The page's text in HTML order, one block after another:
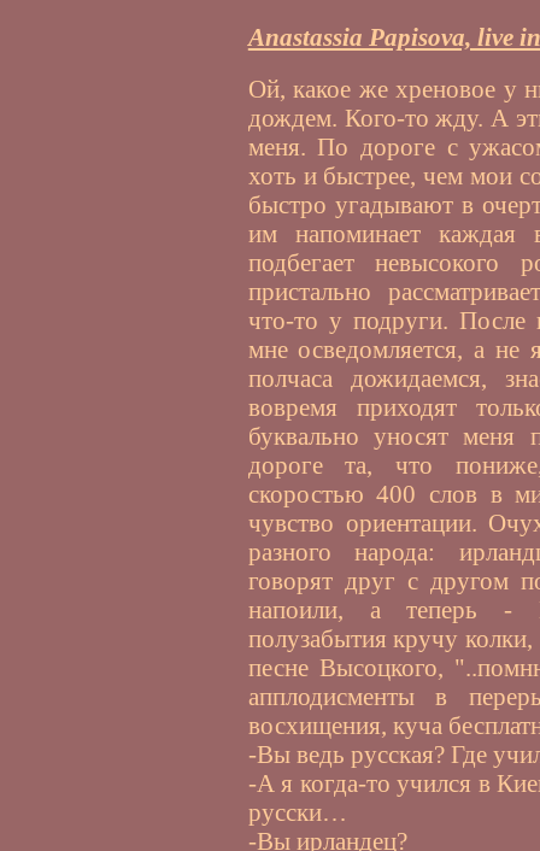
Anastassia Papisova, live
Ой, какое же хреновое у
дождем. Кого-то жду. А
меня. По дороге с
хоть и быстрее, чем мои
быстро угадывают в
им напоминает каждая
подбегает
пристально
что-то у подруги. После
мне осведомляется, а
полчаса дожидаемся,
вовремя приходят
буквально уносят
дороге та, что
скоростью 400 слов в
чувство ориентации.
разного народа:
говорят друг с другом
напоили, а теперь -
полузабытия кручу
песне Высоцкого,
апплодисменты в
восхищения, куча
-Вы ведь русская? Где
-А я когда-то учился в
русски…
-Вы ирландец?